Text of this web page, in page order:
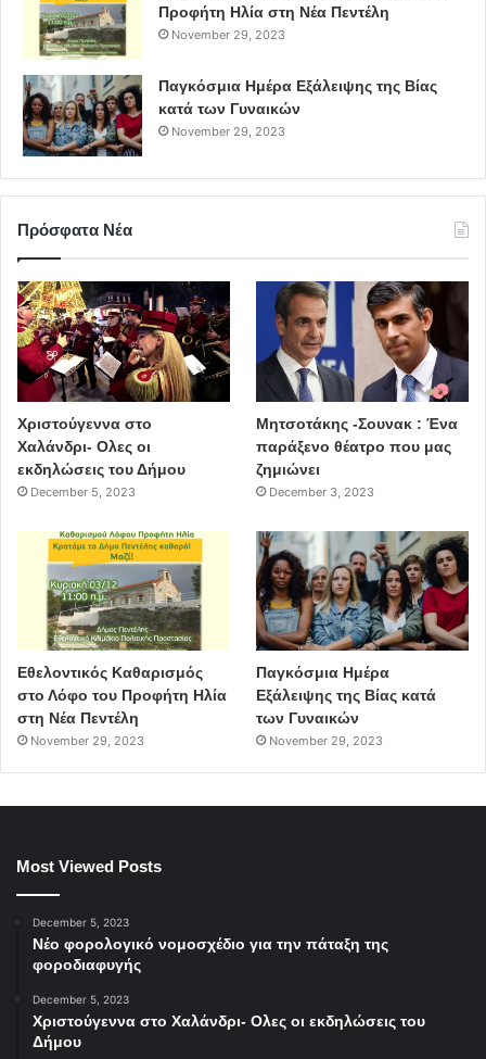
Προφήτη Ηλία στη Νέα Πεντέλη
November 29, 2023
Παγκόσμια Ημέρα Εξάλειψης της Βίας
κατά των Γυναικών
November 29, 2023
Πρόσφατα Νέα
Χριστούγεννα στο
Χαλάνδρι- Ολες οι
εκδηλώσεις του Δήμου
December 5, 2023
Μητσοτάκης -Σουνακ : Ένα
παράξενο θέατρο που μας
ζημιώνει
December 3, 2023
Εθελοντικός Καθαρισμός
στο Λόφο του Προφήτη Ηλία
στη Νέα Πεντέλη
November 29, 2023
Παγκόσμια Ημέρα
Εξάλειψης της Βίας κατά
των Γυναικών
November 29, 2023
Most Viewed Posts
December 5, 2023
Νέο φορολογικό νομοσχέδιο για την πάταξη της
φοροδιαφυγής
December 5, 2023
Χριστούγεννα στο Χαλάνδρι- Ολες οι εκδηλώσεις του
Δήμου